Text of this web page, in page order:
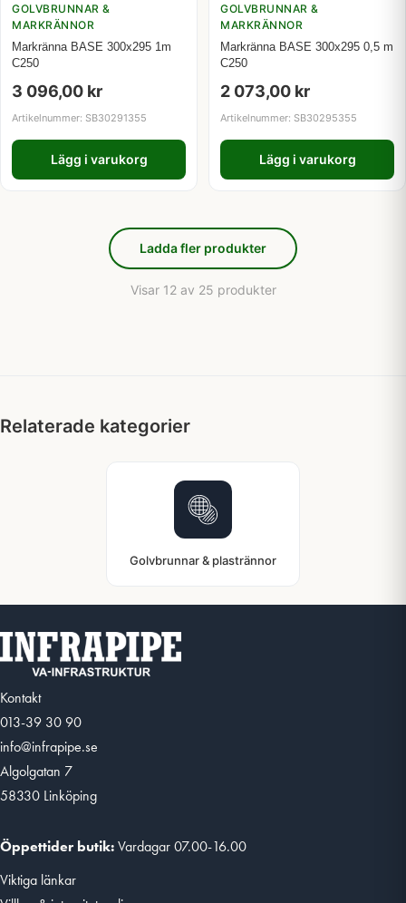
GOLVBRUNNAR &
MARKRÄNNOR
Markränna BASE 300x295 1m
C250
3 096,00 kr
Artikelnummer: SB30291355
Lägg i varukorg
GOLVBRUNNAR &
MARKRÄNNOR
Markränna BASE 300x295 0,5 m
C250
2 073,00 kr
Artikelnummer: SB30295355
Lägg i varukorg
Ladda fler produkter
Visar 12 av 25 produkter
Relaterade kategorier
Golvbrunnar & plastrännor
Kontakt
013-39 30 90
info@infrapipe.se
Algolgatan 7
58330 Linköping
Öppettider butik:Vardagar 07.00-16.00
Viktiga länkar